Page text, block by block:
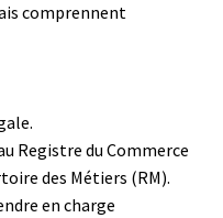
comprennent
Registre du Commerce
des Métiers (RM).
en charge